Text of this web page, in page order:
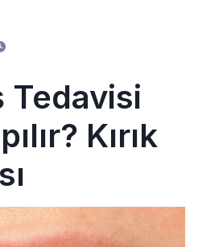
Tedavisi
Kırık